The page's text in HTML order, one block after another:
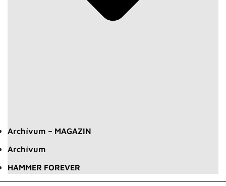
Archívum – MAGAZIN
Archívum
HAMMER FOREVER